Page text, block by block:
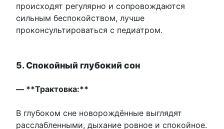
происходят регулярно и сопровождаются
сильным беспокойством, лучше
проконсультироваться с педиатром.
5. Спокойный глубокий сон
— **Трактовка:**
В глубоком сне новорождённые выглядят
расслабленными, дыхание ровное и спокойное.